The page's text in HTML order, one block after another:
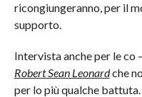
ricongiungeranno, per il
supporto.
Intervista anche per le co
Robert Sean Leonardche
per lo più qualche